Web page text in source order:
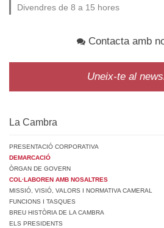
Divendres de 8 a 15 hores
Contacta amb
Uneix-te al
La Cambra
PRESENTACIÓ CORPORATIVA
DEMARCACIÓ
ÒRGAN DE GOVERN
COL·LABOREN AMB NOSALTRES
MISSIÓ, VISIÓ, VALORS I NORMATIVA CAMERAL
FUNCIONS I TASQUES
BREU HISTÒRIA DE LA CAMBRA
ELS PRESIDENTS